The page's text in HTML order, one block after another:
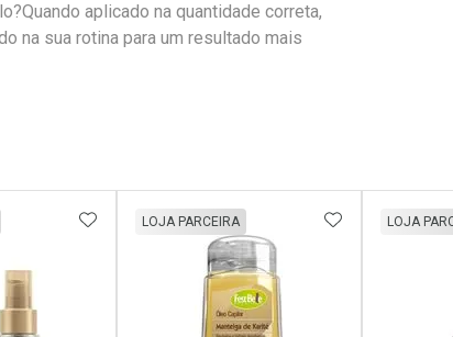
aplicado na quantidade correta,
na sua rotina para um resultado mais
ADICIONAR AOS FAVORITOS
LOJA PARCEIRA ADICIONAR
LOJA